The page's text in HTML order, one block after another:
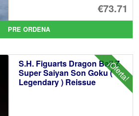
€73.71
El
PRE ORDENA
¡Oferta!
S.H. Figuarts Dragon Ball Z
Super Saiyan Son Goku (
Legendary ) Reissue